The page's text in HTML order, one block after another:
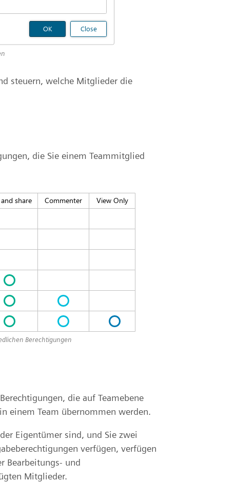
steuern, welche Mitglieder die
die Sie einem Teammitglied
Berechtigungen
die auf Teamebene
einem Team übernommen werden.
Eigentümer sind, und Sie zwei
verfügen, verfügen
Bearbeitungs- und
Mitglieder.